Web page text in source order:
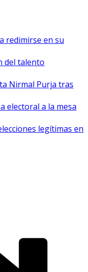
redimirse en su
del talento
Nirmal Purja tras
electoral a la mesa
legítimas en